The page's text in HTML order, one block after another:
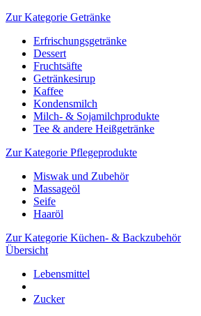
Zur Kategorie Getränke
Erfrischungsgetränke
Dessert
Fruchtsäfte
Getränkesirup
Kaffee
Kondensmilch
Milch- & Sojamilchprodukte
Tee & andere Heißgetränke
Zur Kategorie Pflegeprodukte
Miswak und Zubehör
Massageöl
Seife
Haaröl
Zur Kategorie Küchen- & Backzubehör
Übersicht
Lebensmittel
Zucker